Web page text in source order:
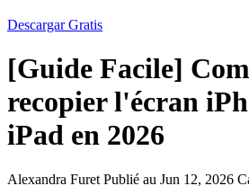
Descargar Gratis
[Guide Facile]
recopier l'écran
iPad en 2026
Alexandra Furet Publié au Jun 12, 2026